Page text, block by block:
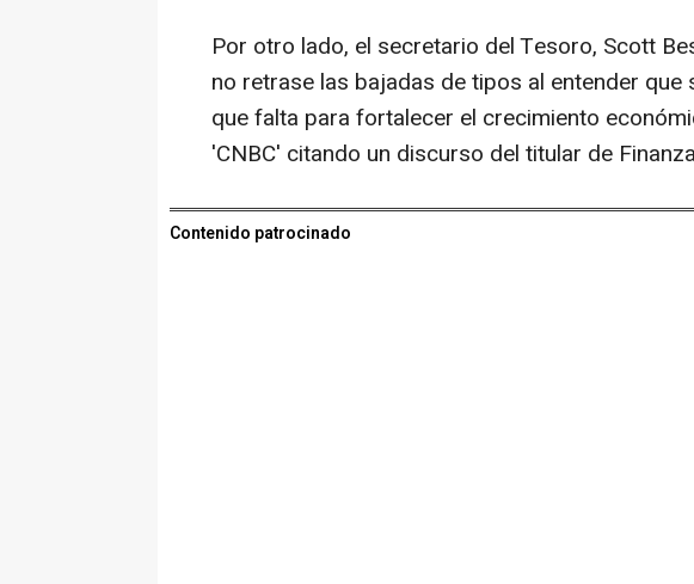
Por otro lado, el secretario del Tesoro, Scott
no retrase las bajadas de tipos al entender que
que falta para fortalecer el crecimiento
'CNBC' citando un discurso del titular de
Contenido patrocinado